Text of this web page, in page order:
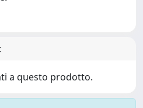
a questo prodotto.